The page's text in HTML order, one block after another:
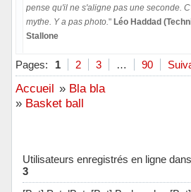
pense qu'il ne s'aligne pas une seconde.
mythe. Y a pas photo." Léo Haddad
Stallone
Hors ligne
Pages: 1 2 3 … 90
Accueil » Bla bla
» Basket ball
Utilisateurs enregistrés en ligne
3